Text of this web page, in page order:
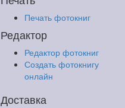
Печать фотокниг
Редактор
Редактор фотокниг
Создать фотокнигу
онлайн
Доставка